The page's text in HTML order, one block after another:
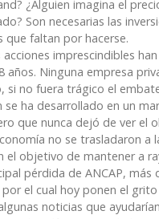
¿Alguien imagina el
Son necesarias las
que faltan por hacerse.
acciones imprescindibles
años. Ninguna empresa
si no fuera trágico el
ha desarrollado en un
que nunca dejó de ver el
no se trasladaron a
el objetivo de mantener a
pérdida de ANCAP,
por el cual hoy ponen el
noticias que